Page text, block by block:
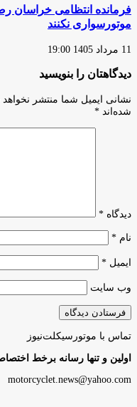
فرمانده انتظامی خراسان
موتورسواری نکنند
11 مرداد 1405 19:00
دیدگاهتان را بنویسید
نشانی ایمیل شما منتشر نخواهد
شده‌اند *
دیدگاه *
نام *
ایمیل *
وب‌ سایت
تماس با موتورسیکلت‌نیوز
اولین و تنها رسانه برخط
motorcyclet.news@yahoo.com